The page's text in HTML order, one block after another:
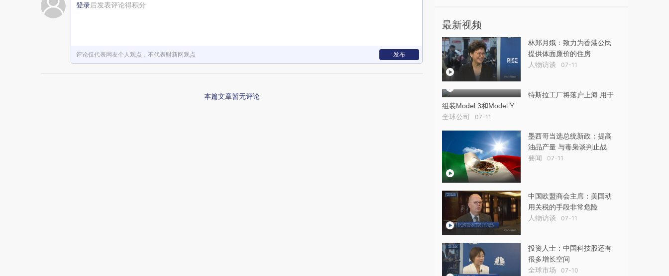
登录后发表评论得积分
评论仅代表网友个人观点，不代表财新网观点 发布
本篇文章暂无评论
最新视频
林郑月娥：致力为香港公民
提供体面廉价的住房
人物访谈 07-11
特斯拉工厂将落户上海 用于
组装Model 3和Model Y
全球公司 07-11
墨西哥当选总统新政：提高
油品产量 与毒枭谈判止战
要闻 07-11
中国欧盟商会主席：美国动
用关税的手段非常危险
人物访谈 07-11
投资人士：中国科技股还有
很多增长空间
全球市场 07-10